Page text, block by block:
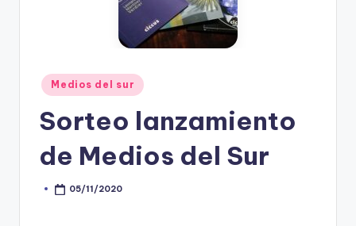
Posted
in
Medios del sur
Sorteo lanzamiento
de Medios del Sur
Posted05/11/2020